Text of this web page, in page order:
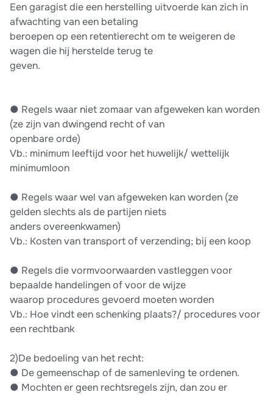
Een garagist die een herstelling uitvoerde kan zich in
afwachting van een betaling
beroepen op een retentierecht om te weigeren de
wagen die hij herstelde terug te
geven.
●​ Regels waar niet zomaar van afgeweken kan worden
(ze zijn van dwingend recht of van
openbare orde)
Vb.: minimum leeftijd voor het huwelijk/ wettelijk
minimumloon
●​ Regels waar wel van afgeweken kan worden (ze
gelden slechts als de partijen niets
anders overeenkwamen)
Vb.: Kosten van transport of verzending; bij een koop
●​ Regels die vormvoorwaarden vastleggen voor
bepaalde handelingen of voor de wijze
waarop procedures gevoerd moeten worden
Vb.: Hoe vindt een schenking plaats?/ procedures voor
een rechtbank
2)De bedoeling van het recht:
●​ De gemeenschap of de samenleving te ordenen.
●​ Mochten er geen rechtsregels zijn, dan zou er